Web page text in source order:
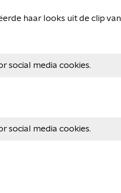
haar looks uit de clip van
social media cookies.
social media cookies.